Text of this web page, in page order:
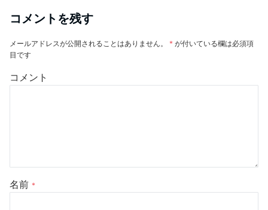
コメントを残す
メールアドレスが公開されることはありません。 * が付いている欄は必須項
目です
コメント
名前 *